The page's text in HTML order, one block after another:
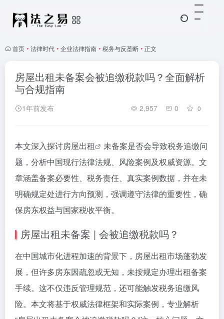
首页 • 法律时代 • 企业法律指南 • 税务与反垄断 • 正文
房屋出租未备案会被追缴税款吗？全面解析
与合规指南
1年前发布 2,957 0 0
本文深入探讨房屋出租
未备案是否会导致税务追缴问
题，分析中国现行法律法规、风险案例及权威资源。文
章涵盖备案必要性、税务责任、真实案例数据，并在未
明确规定处进行方向预测，强调遵守法律的重要性，确
保房东权益与国家税收平衡。
房屋出租未备案 | 会被追缴税款吗？
在中国城市化进程加速的背景下，房屋出租市场蓬勃发
展，但许多房东因疏忽或无知，未按规定办理出租备案
手续。这不仅违反管理规范，还可能触发税务追缴风
险。本文将基于权威法律框架和实际案例，专业解析